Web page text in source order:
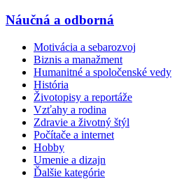
Náučná a odborná
Motivácia a sebarozvoj
Biznis a manažment
Humanitné a spoločenské vedy
História
Životopisy a reportáže
Vzťahy a rodina
Zdravie a životný štýl
Počítače a internet
Hobby
Umenie a dizajn
Ďalšie kategórie